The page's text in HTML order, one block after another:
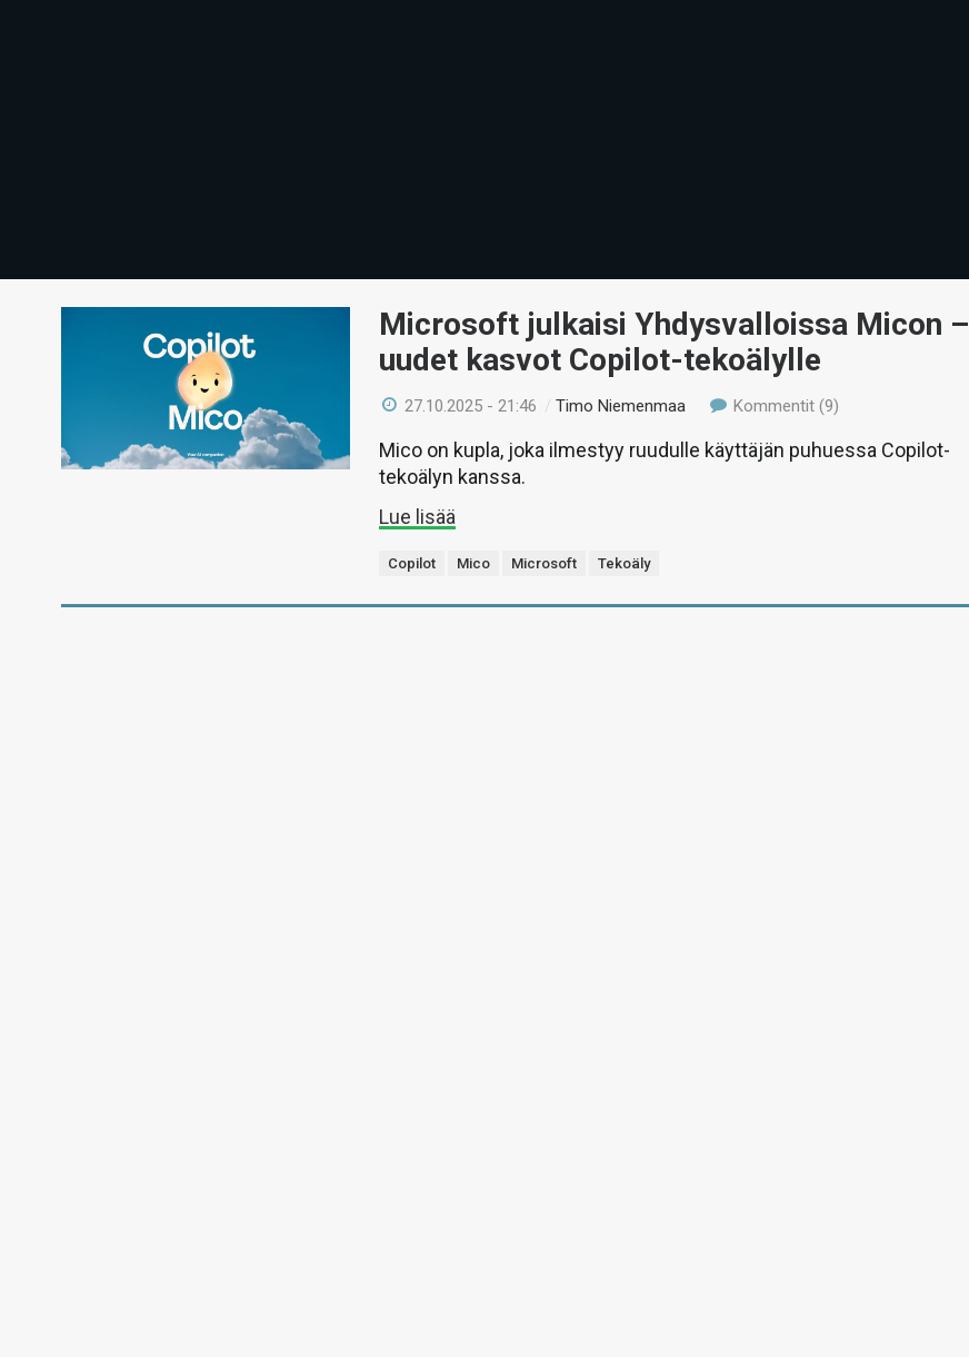
Microsoft julkaisi Yhdysvalloissa Micon –
uudet kasvot Copilot-tekoälylle
27.10.2025 - 21:46 /Timo Niemenmaa Kommentit (9)
Mico on kupla, joka ilmestyy ruudulle käyttäjän puhuessa Copilot-
tekoälyn kanssa.
Lue lisää
Copilot Mico Microsoft Tekoäly